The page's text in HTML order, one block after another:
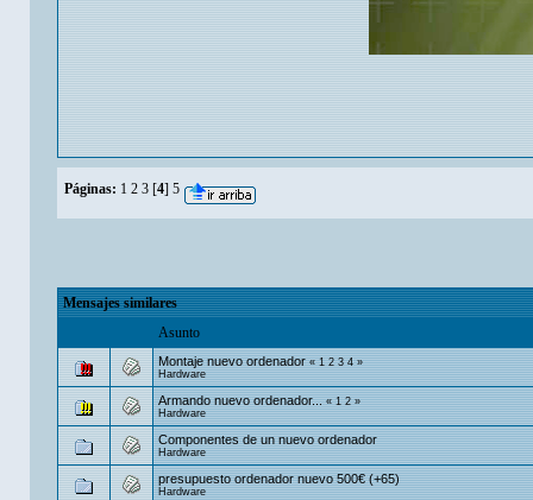
Páginas: 1 2 3 [4] 5
Mensajes similares
Asunto
Montaje nuevo ordenador «1 2 3 4»
Hardware
Armando nuevo ordenador... «1 2»
Hardware
Componentes de un nuevo ordenador
Hardware
presupuesto ordenador nuevo 500€ (+65)
Hardware